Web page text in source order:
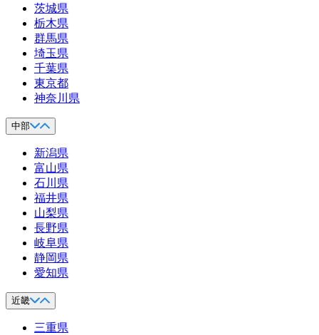
茨城県
栃木県
群馬県
埼玉県
千葉県
東京都
神奈川県
中部
新潟県
富山県
石川県
福井県
山梨県
長野県
岐阜県
静岡県
愛知県
近畿
三重県